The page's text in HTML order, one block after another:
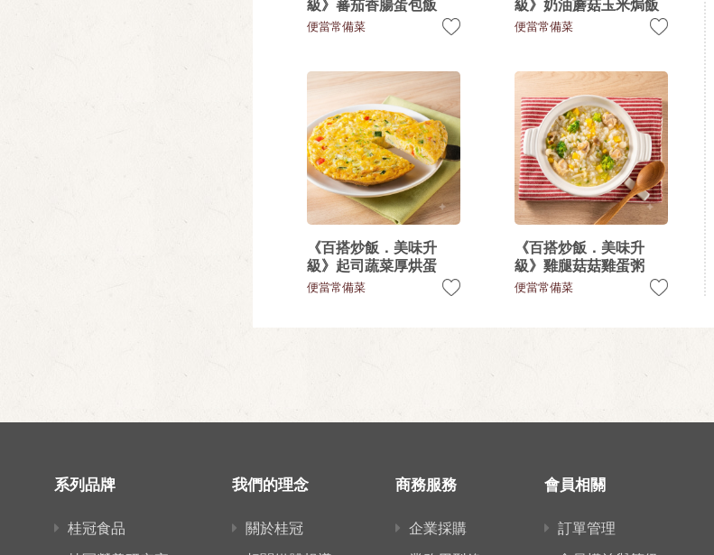
級》蕃茄香腸蛋包飯
便當常備菜
級》奶油蘑菇玉米焗飯
便當常備菜
《百搭炒飯．美味升
級》起司蔬菜厚烘蛋
便當常備菜
《百搭炒飯．美味升
級》雞腿菇菇雞蛋粥
便當常備菜
系列品牌
桂冠食品
我們的理念
關於桂冠
商務服務
企業採購
會員相關
訂單管理